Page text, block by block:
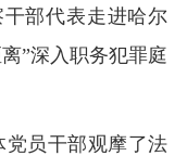
部代表走进哈尔
”深入职务犯罪庭
党员干部观摩了法